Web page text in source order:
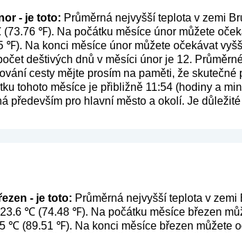
- je toto: Průměrná nejvyšší teplota v zemi
℉). Na počátku měsíce únor můžete
Na konci měsíce únor můžete očekávat
deštivých dnů v měsíci únor je 12.
cesty mějte prosím na paměti, že skutečné
tohoto měsíce je přibližně 11:54 (hodiny a
především pro hlavní město a okolí. Je
- je toto: Průměrná nejvyšší teplota v
℃ (74.48 ℉). Na počátku měsíce březen
℃ (89.51 ℉). Na konci měsíce březen můžete